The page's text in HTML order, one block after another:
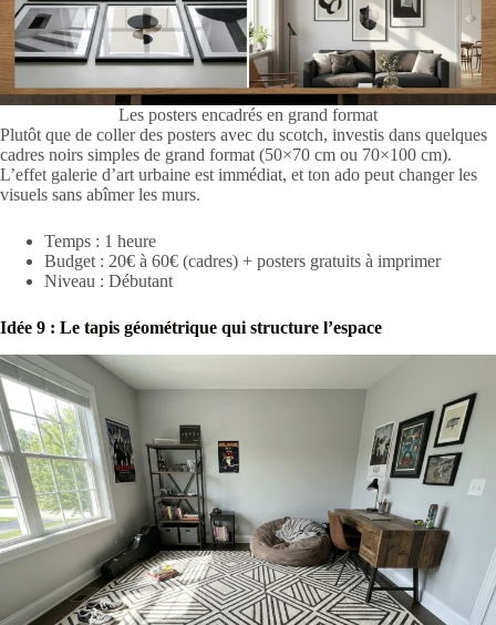
Les posters encadrés en grand format
Plutôt que de coller des posters avec du scotch, investis dans quelques
cadres noirs simples de grand format (50×70 cm ou 70×100 cm).
L’effet galerie d’art urbaine est immédiat, et ton ado peut changer les
visuels sans abîmer les murs.
Temps : 1 heure
Budget : 20€ à 60€ (cadres) + posters gratuits à imprimer
Niveau : Débutant
Idée 9 : Le tapis géométrique qui structure l’espace